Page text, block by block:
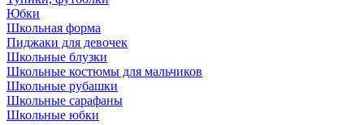
Юбки
Школьная форма
Пиджаки для девочек
Школьные блузки
Школьные костюмы для мальчиков
Школьные рубашки
Школьные сарафаны
Школьные юбки